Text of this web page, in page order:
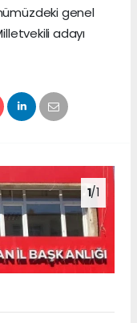
genel
adayı
1/1